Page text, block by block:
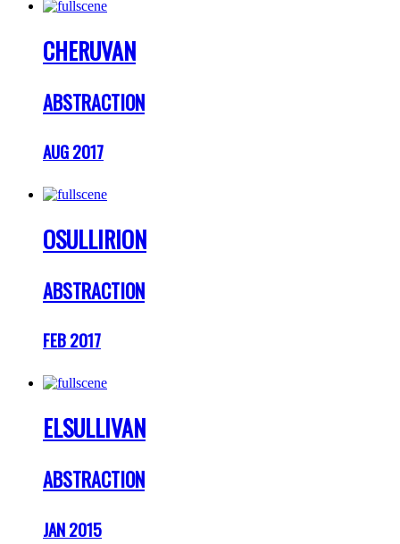
CHERUVAN
ABSTRACTION
AUG 2017
OSULLIRION
ABSTRACTION
FEB 2017
ELSULLIVAN
ABSTRACTION
JAN 2015